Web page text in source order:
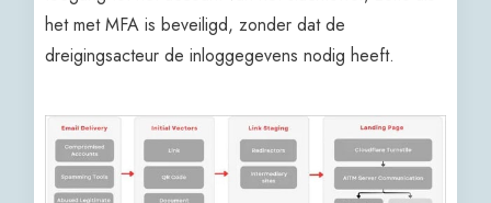
het met MFA is beveiligd, zonder dat de
dreigingsacteur de inloggegevens nodig heeft.